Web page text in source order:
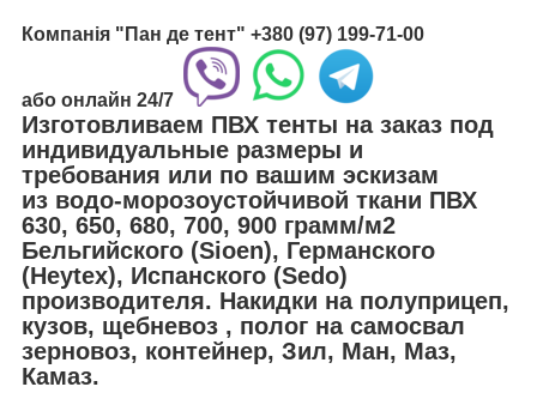
Компанія "Пан де тент" +380 (97) 199-71-00
або онлайн 24/7
Изготовливаем ПВХ тенты на заказ под
индивидуальные размеры и
требования или по вашим эскизам
из водо-морозоустойчивой ткани ПВХ
630, 650, 680, 700, 900 грамм/м2
Бельгийского (Sioen), Германского
(Heytex), Испанского (Sedo)
производителя. Накидки на полуприцеп,
кузов, щебневоз , полог на самосвал
зерновоз, контейнер, Зил, Ман, Маз,
Камаз.